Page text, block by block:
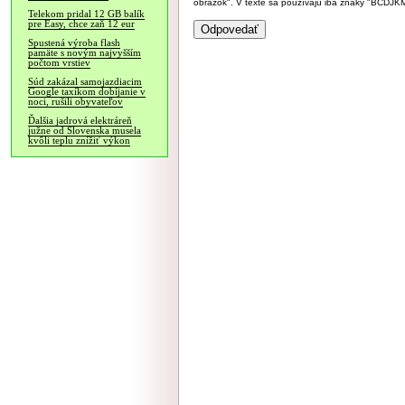
Telekom pridal 12 GB balík
pre Easy, chce zaň 12 eur
Spustená výroba flash
pamäte s novým najvyšším
počtom vrstiev
Súd zakázal samojazdiacim
Google taxíkom dobíjanie v
noci, rušili obyvateľov
Ďalšia jadrová elektráreň
južne od Slovenska musela
kvôli teplu znížiť výkon
obrázok". V texte sa používajú iba znaky